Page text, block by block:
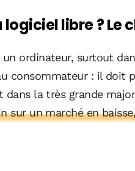
libre ? Le
un ordinateur, surtout
consommateur : il doit
dans la très grande
sur un marché en